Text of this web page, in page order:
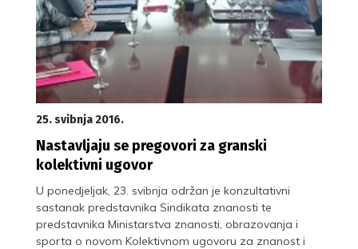
25. svibnja 2016.
Nastavljaju se pregovori za granski
kolektivni ugovor
U ponedjeljak, 23. svibnja održan je konzultativni
sastanak predstavnika Sindikata znanosti te
predstavnika Ministarstva znanosti, obrazovanja i
sporta o novom Kolektivnom ugovoru za znanost i